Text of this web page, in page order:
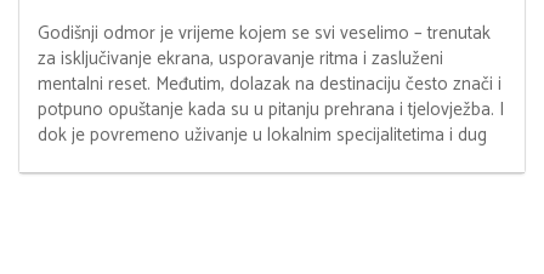
Godišnji odmor je vrijeme kojem se svi veselimo – trenutak
za isključivanje ekrana, usporavanje ritma i zasluženi
mentalni reset. Međutim, dolazak na destinaciju često znači i
potpuno opuštanje kada su u pitanju prehrana i tjelovježba. I
dok je povremeno uživanje u lokalnim specijalitetima i dug